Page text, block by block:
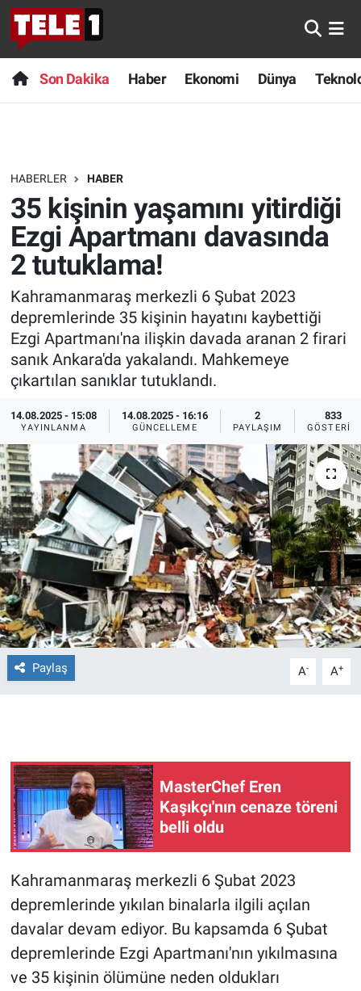
Son Dakika Haber Ekonomi Dünya
HABERLER HABER
35 kişinin yaşamını yitirdiği
Ezgi Apartmanı davasında
2 tutuklama!
Kahramanmaraş merkezli 6 Şubat 2023
depremlerinde 35 kişinin hayatını kaybettiği
Ezgi Apartmanı'na ilişkin davada aranan 2 firari
sanık Ankara'da yakalandı. Mahkemeye
çıkartılan sanıklar tutuklandı.
14.08.2025 - 15:08
YAYINLANMA
14.08.2025 - 16:16
GÜNCELLEME
2
PAYLAŞIM
833
GÖSTERIM
Paylaş A- A+
MasterChef Eren
Kaşıkçı'nın cenaze töreni
belli oldu
Kahramanmaraş merkezli 6 Şubat 2023
depremlerinde yıkılan binalarla ilgili açılan
davalar devam ediyor. Bu kapsamda 6 Şubat
depremlerinde Ezgi Apartmanı'nın yıkılmasına
ve 35 kişinin ölümüne neden oldukları
Anında Manşet
Başka Sohbetler
Bilim turu
Bilim ve Teknoloji Evreni
Doğa Konuşuyor
Dünya
Ege Saati
Ege'den Esintiler
Eğitim
Eğlence
Ekonomi
Forum
Gerçeğin İzinde
Gün Başlıyor
Gün Bitiyor
Gündem Özel
Günün görüntüsü
Haber
İlan
Kimdir
Koronavirüs
Son Dakika
Haber
Dünya
Teknoloji
Sağlık
Spor
Yayın Akışı
İletişim
Nöbetçi Eczaneler
Hava Durumu
Trafik Durumu
Süper Lig Puan Durumu ve Fikstür
Tüm Manşetler
Son Dakika Haberleri
Haber Arşivi